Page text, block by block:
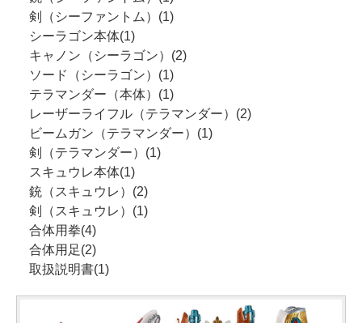
剣（シーファントム）(1)
シーラゴン本体(1)
キャノン（シーラゴン）(2)
ソード（シーラゴン）(1)
テラマンダー（本体）(1)
レーザーライフル（テラマンダー）(2)
ビームガン（テラマンダー）(1)
剣（テラマンダー）(1)
スキュウレ本体(1)
銃（スキュウレ）(2)
剣（スキュウレ）(1)
合体用拳(4)
合体用足(2)
取扱説明書(1)